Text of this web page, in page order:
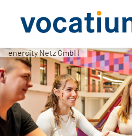
enercity Netz GmbH